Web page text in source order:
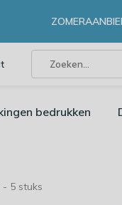
bedrukken
5 stuks